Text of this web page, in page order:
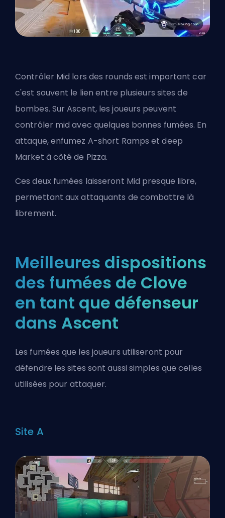
Contrôler Mid lors des rounds est important car
c'est souvent le lien entre plusieurs sites de
bombes. Sur Ascent, les joueurs peuvent
contrôler mid avec quelques bonnes fumées. En
attaque, enfumez A-short Ramps et deep
Market à côté de Pizza.
Ces deux fumées laisseront Mid presque libre,
permettant aux attaquants de combattre là
librement.
Meilleures dispositions
des fumées de Clove
en tant que défenseur
dans Ascent
Les fumées que les joueurs utiliseront pour
défendre les sites sont aussi simples que celles
utilisées pour attaquer.
Site A